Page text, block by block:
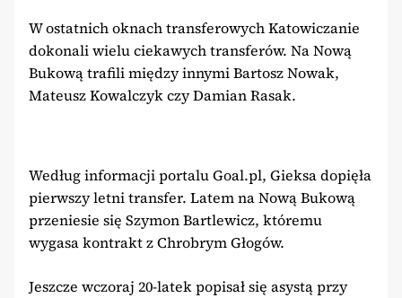
W ostatnich oknach transferowych Katowiczanie
dokonali wielu ciekawych transferów. Na Nową
Bukową trafili między innymi Bartosz Nowak,
Mateusz Kowalczyk czy Damian Rasak.
Według informacji portalu Goal.pl, Gieksa dopięła
pierwszy letni transfer. Latem na Nową Bukową
przeniesie się Szymon Bartlewicz, któremu
wygasa kontrakt z Chrobrym Głogów.
Jeszcze wczoraj 20-latek popisał się asystą przy